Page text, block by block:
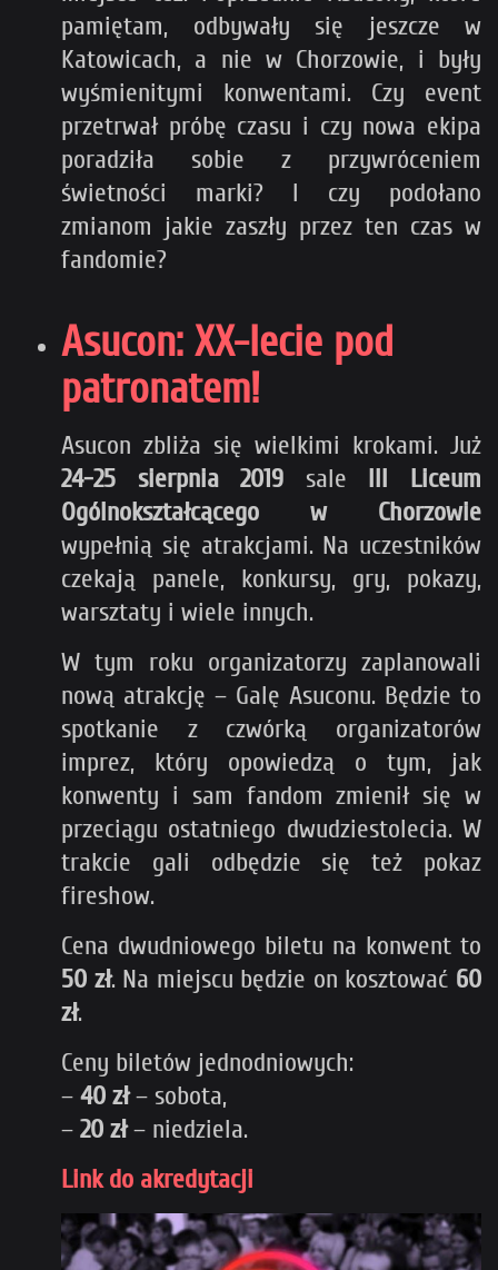
pamiętam, odbywały się jeszcze w
Katowicach, a nie w Chorzowie, i były
wyśmienitymi konwentami. Czy event
przetrwał próbę czasu i czy nowa ekipa
poradziła sobie z przywróceniem
świetności marki? I czy podołano
zmianom jakie zaszły przez ten czas w
fandomie?
Asucon: XX-lecie pod
patronatem!
Asucon zbliża się wielkimi krokami. Już
24-25 sierpnia 2019 sale III Liceum
Ogólnokształcącego w Chorzowie
wypełnią się atrakcjami. Na uczestników
czekają panele, konkursy, gry, pokazy,
warsztaty i wiele innych.
W tym roku organizatorzy zaplanowali
nową atrakcję – Galę Asuconu. Będzie to
spotkanie z czwórką organizatorów
imprez, który opowiedzą o tym, jak
konwenty i sam fandom zmienił się w
przeciągu ostatniego dwudziestolecia. W
trakcie gali odbędzie się też pokaz
fireshow.
Cena dwudniowego biletu na konwent to
50 zł. Na miejscu będzie on kosztować 60
zł.
Ceny biletów jednodniowych:
– 40 zł– sobota,
– 20 zł– niedziela.
Link do akredytacji